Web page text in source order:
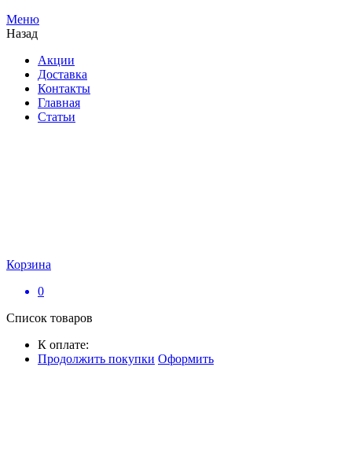
Меню
Назад
Акции
Доставка
Контакты
Главная
Статьи
Корзина
0
Список товаров
К оплате:
Продолжить покупки Оформить